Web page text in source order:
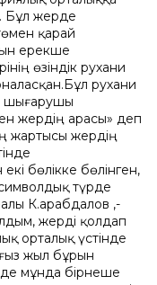
Бұл жерде
қарай
ерекше
өзіндік рухани
рухани
шығарушы
жердің арасы» деп
жартысы жердің
бөлікке бөлінген,
түрде
К.Қарабдалов ,-
жерді қолдап
орталық үстінде
жыл бұрын
мұнда бірнеше